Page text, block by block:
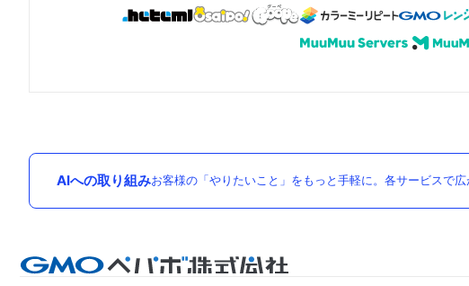
AIへの取り組みお客様の「やりたいこと」をもっと手軽に。各サービスで